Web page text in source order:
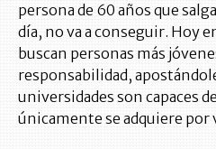
persona de 60 años que
día, no va a conseguir. Hoy
buscan personas más
responsabilidad,
universidades son capaces
únicamente se adquiere por